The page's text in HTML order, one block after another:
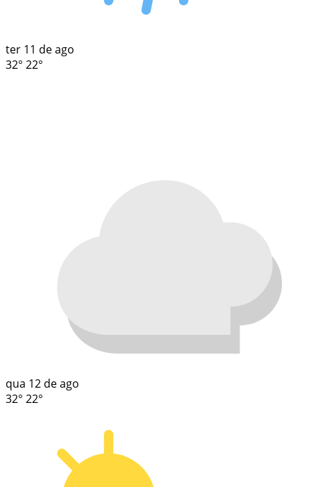
ter 11 de ago
32° 22°
qua 12 de ago
32° 22°